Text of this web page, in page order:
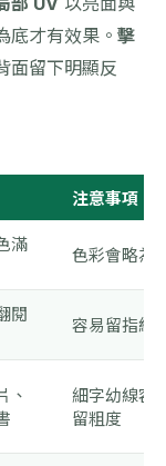
底才有效果。 擊
面留下明顯反
注意事項
滿
色彩會略為
閱
容易留指紋
、
細字幼線容
留粗度